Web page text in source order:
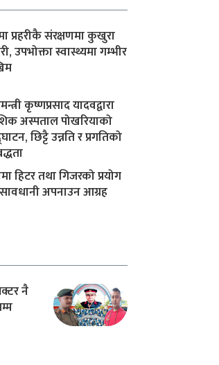
प्रहरीकै संरक्षणमा कुखुरा
उपभोक्ता स्वास्थ्यमा गम्भीर
कृष्णप्रसाद यादवद्वारा
अस्पताल पोखरियाको
छिट्टै उन्नति र प्रगतिको
हिटर तथा गिजरको प्रयोग
सावधानी अपनाउन आग्रह
नै